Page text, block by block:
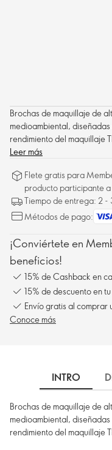
Brochas de maquillaje de
medioambiental,
rendimiento del maquillaje
Leer más
Flete gratis para
producto participante
Tiempo de entrega: 2 -
Métodos de pago:
¡Conviértete en
beneficios!
15% de Cashback en
15% de descuento en
Conoce más
INTRO
Brochas de maquillaje de
medioambiental,
rendimiento del maquillaje